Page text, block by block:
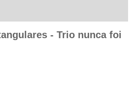
- Trio nunca foi